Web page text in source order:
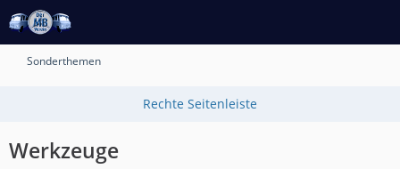
Sonderthemen
Werkzeuge